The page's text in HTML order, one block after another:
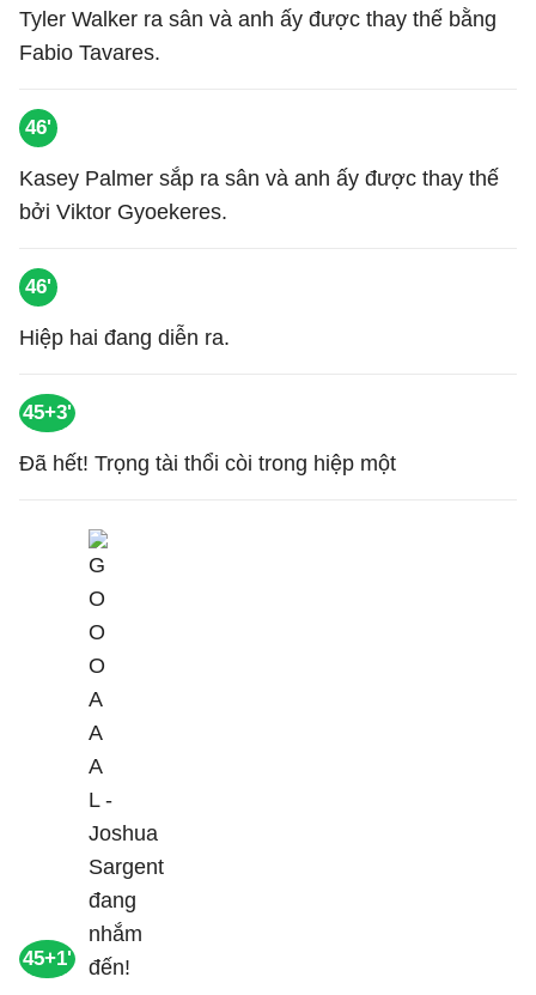
Tyler Walker ra sân và anh ấy được thay thế bằng
Fabio Tavares.
46'
Kasey Palmer sắp ra sân và anh ấy được thay thế
bởi Viktor Gyoekeres.
46'
Hiệp hai đang diễn ra.
45+3'
Đã hết! Trọng tài thổi còi trong hiệp một
45+1'